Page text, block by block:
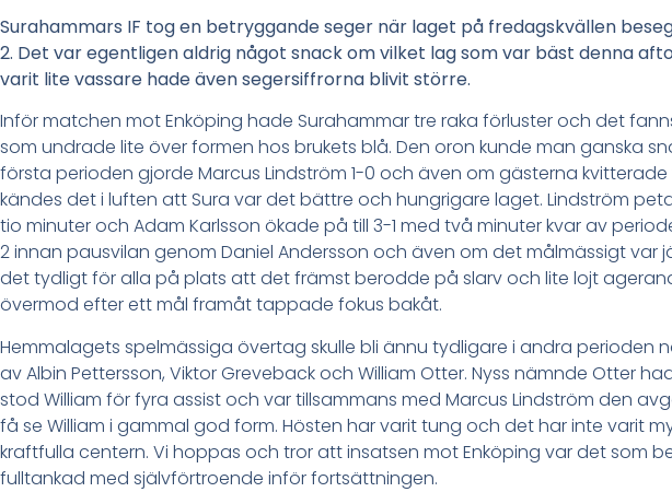
Surahammars IF tog en betryggande seger när laget på fredagskvällen
2. Det var egentligen aldrig något snack om vilket lag som var bäst denna
varit lite vassare hade även segersiffrorna blivit större.
Inför matchen mot Enköping hade Surahammar tre raka förluster och det
som undrade lite över formen hos brukets blå. Den oron kunde man ganska
första perioden gjorde Marcus Lindström 1-0 och även om gästerna kvitterade
kändes det i luften att Sura var det bättre och hungrigare laget. Lindström
tio minuter och Adam Karlsson ökade på till 3-1 med två minuter kvar av
2 innan pausvilan genom Daniel Andersson och även om det målmässigt var
det tydligt för alla på plats att det främst berodde på slarv och lite lojt
övermod efter ett mål framåt tappade fokus bakåt.
Hemmalagets spelmässiga övertag skulle bli ännu tydligare i andra perioden
av Albin Pettersson, Viktor Greveback och William Otter. Nyss nämnde Otter
stod William för fyra assist och var tillsammans med Marcus Lindström den
få se William i gammal god form. Hösten har varit tung och det har inte varit
kraftfulla centern. Vi hoppas och tror att insatsen mot Enköping var det som
fulltankad med självförtroende inför fortsättningen.